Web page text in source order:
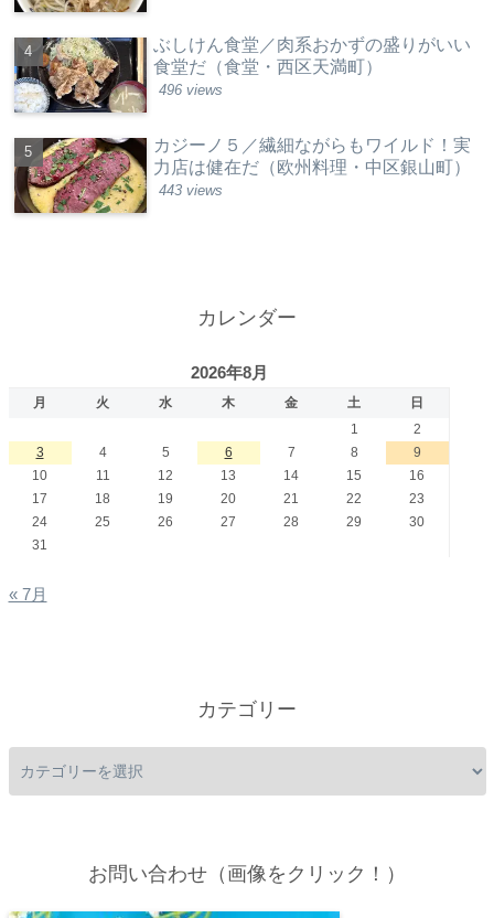
ぶしけん食堂／肉系おかずの盛りがいい
食堂だ（食堂・西区天満町）
496 views
カジーノ５／繊細ながらもワイルド！実
力店は健在だ（欧州料理・中区銀山町）
443 views
カレンダー
2026年8月
月 火 水 木 金 土
日
1
2
3
4 5 6 7 8
9
10
11 12 13 14 15
16
17
18 19 20 21 22
23
24
25 26 27 28 29
30
31
« 7月
カテゴリー
お問い合わせ（画像をクリック！）